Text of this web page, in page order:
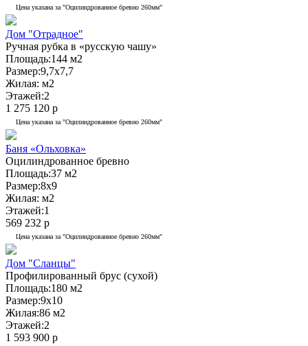
Цена указана за "Оцилиндрованное бревно 260мм"
Дом "Отрадное"
Ручная рубка в «русскую чашу»
Площадь:144 м2
Размер:9,7x7,7
Жилая: м2
Этажей:2
1 275 120 р
Цена указана за "Оцилиндрованное бревно 260мм"
Баня «Ольховка»
Оцилиндрованное бревно
Площадь:37 м2
Размер:8x9
Жилая: м2
Этажей:1
569 232 р
Цена указана за "Оцилиндрованное бревно 260мм"
Дом "Сланцы"
Профилированный брус (сухой)
Площадь:180 м2
Размер:9x10
Жилая:86 м2
Этажей:2
1 593 900 р